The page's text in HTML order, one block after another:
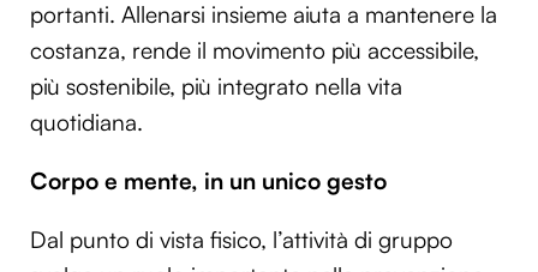
portanti. Allenarsi insieme aiuta a mantenere la
costanza, rende il movimento più accessibile,
più sostenibile, più integrato nella vita
quotidiana.
Corpo e mente, in un unico gesto
Dal punto di vista fisico, l’attività di gruppo